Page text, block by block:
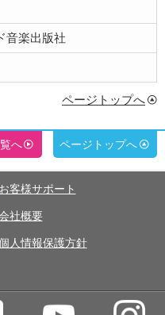
音楽出版社
ページトップへ
へ ページトップへ
お客様サポート
社概要
人情報保護方針